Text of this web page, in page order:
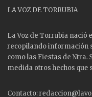
LA VOZ DE TORRUBIA
La Voz de Torrubia nació
recopilando información
como las Fiestas de Ntra.
medida otros hechos que
Contacto: